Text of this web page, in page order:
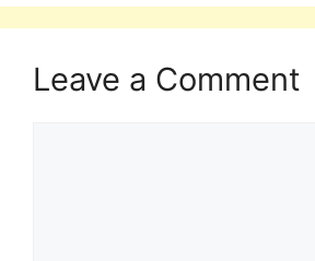
Leave a Comment